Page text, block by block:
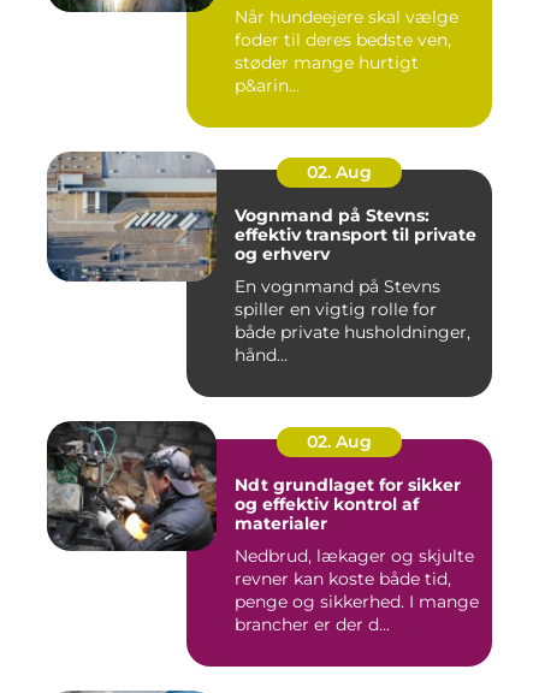
Når hundeejere skal vælge
foder til deres bedste ven,
støder mange hurtigt
p&arin...
02. Aug
Vognmand på Stevns:
effektiv transport til private
og erhverv
En vognmand på Stevns
spiller en vigtig rolle for
både private husholdninger,
hånd...
02. Aug
Ndt grundlaget for sikker
og effektiv kontrol af
materialer
Nedbrud, lækager og skjulte
revner kan koste både tid,
penge og sikkerhed. I mange
brancher er der d...